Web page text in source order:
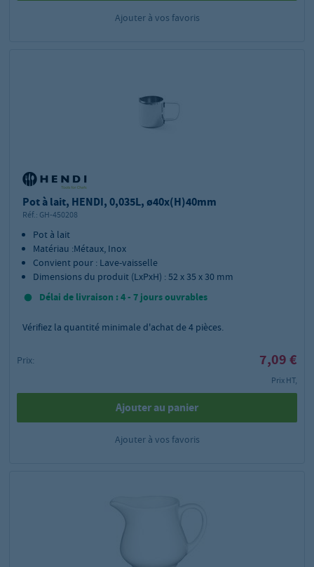
Ajouter à vos favoris
Pot à lait, HENDI, 0,035L, ø40x(H)40mm
Réf.: GH-450208
Pot à lait
Matériau :Métaux, Inox
Convient pour : Lave-vaisselle
Dimensions du produit (LxPxH) : 52 x 35 x 30 mm
Délai de livraison : 4 - 7 jours ouvrables
Vérifiez la quantité minimale d'achat de4 pièces.
Prix: 7,09 €
Prix HT,
Ajouter au panier
Ajouter à vos favoris